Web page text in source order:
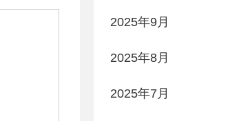
2025年9月
2025年8月
2025年7月